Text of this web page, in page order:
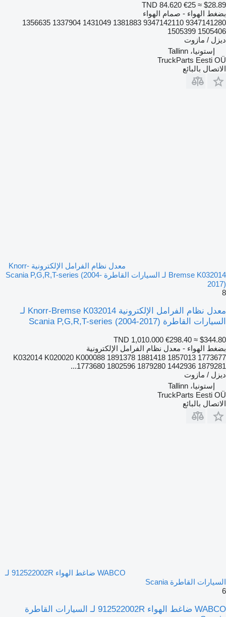
TND 84.620 €25 ≈ $28.89
بضغط الهواء - صمام الهواء
9347141280 9347142110 1381883 1431049 1337904 1356635
1505406 1505399
ديزل / مازوت
إستونيا، Tallinn
TruckParts Eesti OÜ
الاتصال بالبائع
معدل نظام الفرامل الإلكترونية Knorr-
Bremse K032014 لـ السيارات القاطرة Scania P,G,R,T-series (2004-
2017)
8
معدل نظام الفرامل الإلكترونية Knorr-Bremse K032014 لـ
السيارات القاطرة Scania P,G,R,T-series (2004-2017)
TND 1,010.000 €298.40 ≈ $344.80
بضغط الهواء - معدل نظام الفرامل الإلكترونية
K032014 K020020 K000088 1891378 1881418 1857013 1773677
1773680 1802596 1879280 1442936 1879281...
ديزل / مازوت
إستونيا، Tallinn
TruckParts Eesti OÜ
الاتصال بالبائع
WABCO ضاغط الهواء 912522002R لـ
السيارات القاطرة Scania
6
WABCO ضاغط الهواء 912522002R لـ السيارات القاطرة